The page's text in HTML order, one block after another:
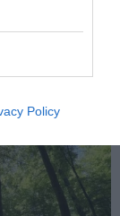
Policy